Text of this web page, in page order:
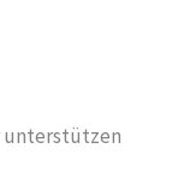
unterstützen